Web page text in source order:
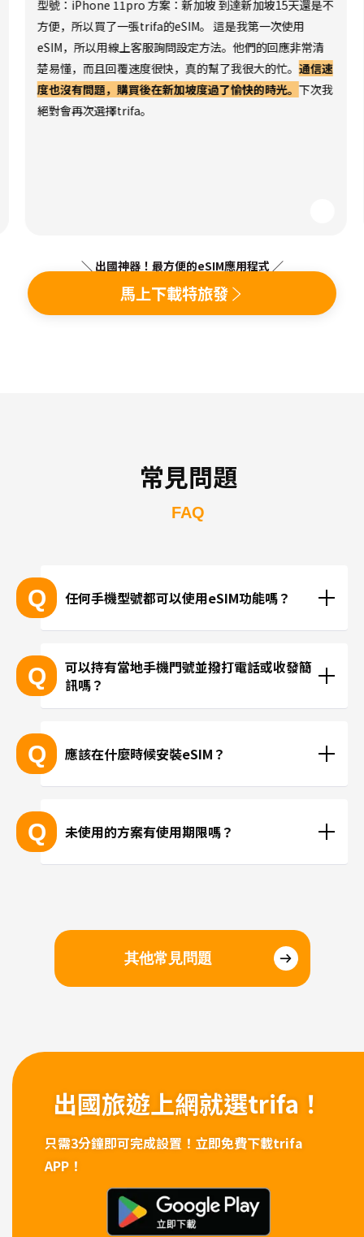
型號：iPhone 11pro 方案：新加坡 到達新加坡15天還是不
方便，所以買了一張trifa的eSIM。 這是我第一次使用
eSIM，所以用線上客服詢問設定方法。他們的回應非常清
楚易懂，而且回覆速度很快，真的幫了我很大的忙。 通信速
度也沒有問題，購買後在新加坡度過了愉快的時光。 下次我
絕對會再次選擇trifa。
＼ 出國神器！最方便的eSIM應用程式 ／
馬上下載特旅發
常見問題
FAQ
Q 任何手機型號都可以使用eSIM功能嗎？
※產品推陳出新，可能無法列出所有最新的型號。
※無法透過個別的查詢確認您的設備是否支援eSIM功
能。
Q
可以持有當地手機門號並撥打電話或收發簡
訊嗎？
LINE或Instagram等使用網路連線進行通話。
Q 應該在什麼時候安裝eSIM？
問題。若擔心當地機場的WiFi速度不夠快，建議您在
國內完成安裝和設定，在當地進行切換eSIM即可。
Q 未使用的方案有使用期限嗎？
其他常見問題
出國旅遊上網就選trifa！
只需3分鐘即可完成設置！ 立即免費下載trifa
APP！